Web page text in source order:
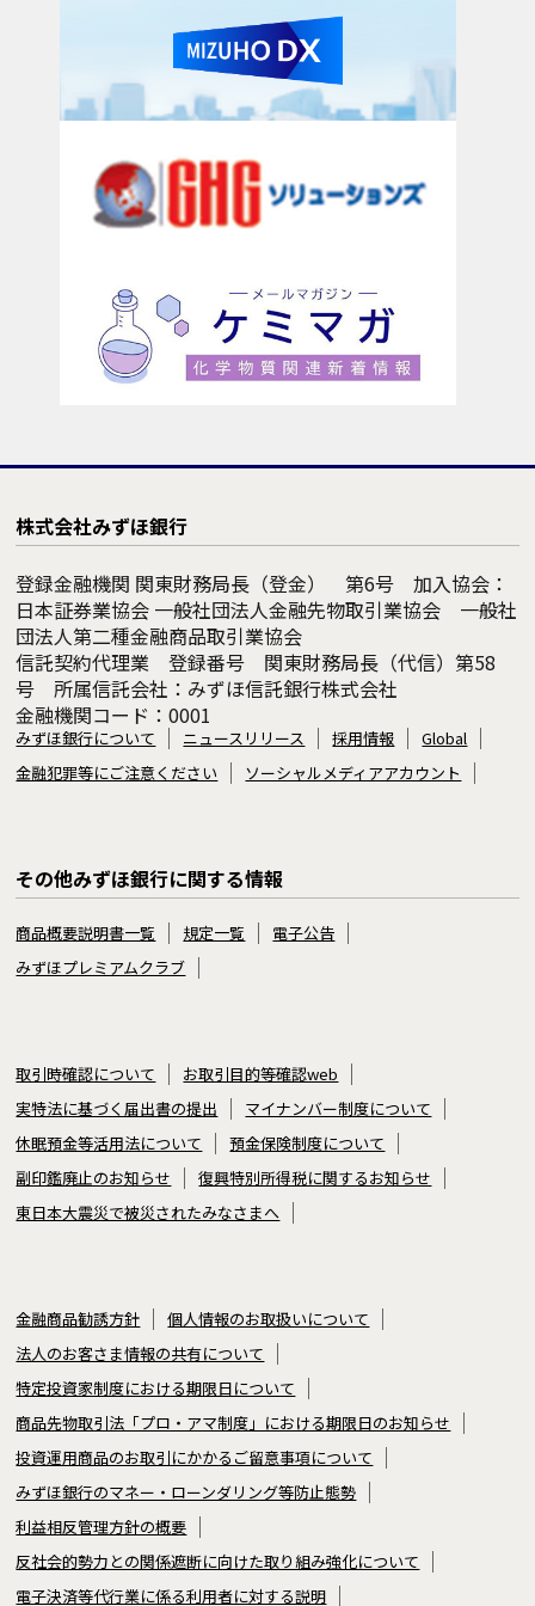
株式会社みずほ銀行
登録金融機関 関東財務局長（登金） 第6号 加入協会：
日本証券業協会 一般社団法人金融先物取引業協会 一般社
団法人第二種金融商品取引業協会
信託契約代理業 登録番号 関東財務局長（代信）第58
号 所属信託会社：みずほ信託銀行株式会社
金融機関コード：0001
みずほ銀行について ニュースリリース 採用情報
Global
金融犯罪等にご注意ください
ソーシャルメディアアカウント
その他みずほ銀行に関する情報
商品概要説明書一覧 規定一覧
電子公告
みずほプレミアムクラブ
取引時確認について
お取引目的等確認web
実特法に基づく届出書の提出
マイナンバー制度について
休眠預金等活用法について
預金保険制度について
副印鑑廃止のお知らせ
復興特別所得税に関するお知らせ
東日本大震災で被災されたみなさまへ
金融商品勧誘方針
個人情報のお取扱いについて
法人のお客さま情報の共有について
特定投資家制度における期限日について
商品先物取引法「プロ・アマ制度」における期限日のお知らせ
投資運用商品のお取引にかかるご留意事項について
みずほ銀行のマネー・ローンダリング等防止態勢
利益相反管理方針の概要
反社会的勢力との関係遮断に向けた取り組み強化について
電子決済等代行業に係る利用者に対する説明